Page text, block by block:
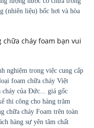
(nhiên liệu) bốc hơi và hòa
cháy foam bạn vui
nghiệm trong việc cung cấp
foam chữa cháy Việt
của Đức... giá gốc
thi công cho hàng trăm
chữa cháy Foam trên toàn
hàng sự yên tâm chất